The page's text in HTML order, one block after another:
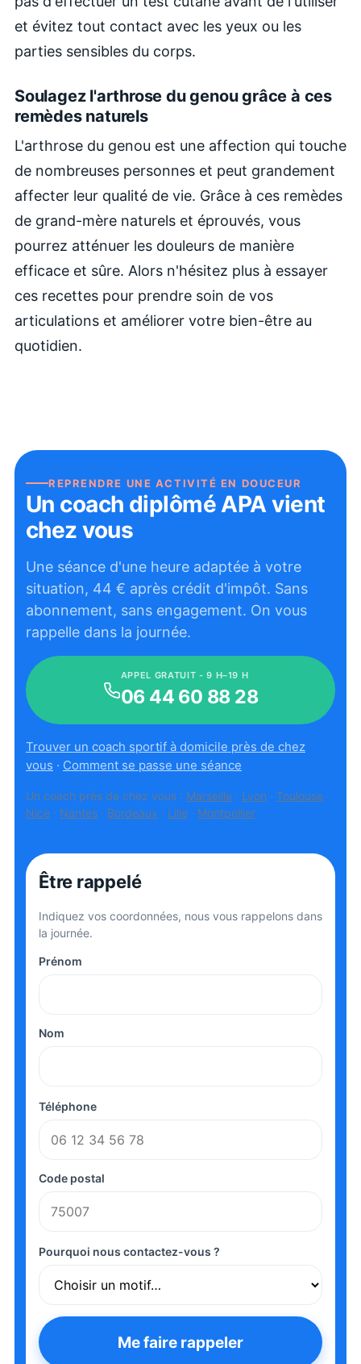
et évitez tout contact avec les yeux ou les
parties sensibles du corps.
Soulagez l'arthrose du genou grâce à ces
remèdes naturels
L'arthrose du genou est une affection qui touche
de nombreuses personnes et peut grandement
affecter leur qualité de vie. Grâce à ces remèdes
de grand-mère naturels et éprouvés, vous
pourrez atténuer les douleurs de manière
efficace et sûre. Alors n'hésitez plus à essayer
ces recettes pour prendre soin de vos
articulations et améliorer votre bien-être au
quotidien.
REPRENDRE UNE ACTIVITÉ EN DOUCEUR
Un coach diplômé APA vient
chez vous
Une séance d'une heure adaptée à votre
situation, 44 € après crédit d'impôt. Sans
abonnement, sans engagement. On vous
rappelle dans la journée.
APPEL GRATUIT - 9 H–19 H
06 44 60 88 28
Trouver un coach sportif à domicile près de chez
vous · Comment se passe une séance
Un coach près de chez vous : Marseille · Lyon · Toulouse ·
Nice · Nantes · Bordeaux · Lille · Montpellier
Être rappelé
Indiquez vos coordonnées, nous vous rappelons dans
la journée.
Prénom
Nom
Téléphone
Code postal
Pourquoi nous contactez-vous ?
Me faire rappeler